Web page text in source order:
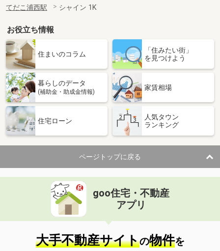
てだこ浦西駅
シャイン 1K
お役立ち情報
住まいのコラム
「住みたい街」
を見つけよう
暮らしのデータ
(補助金・助成金情報)
家賃相場
住宅ローン
人気タウン
ランキング
ページトップに戻る
goo住宅・不動産
アプリ
大手不動産サイトの物件を